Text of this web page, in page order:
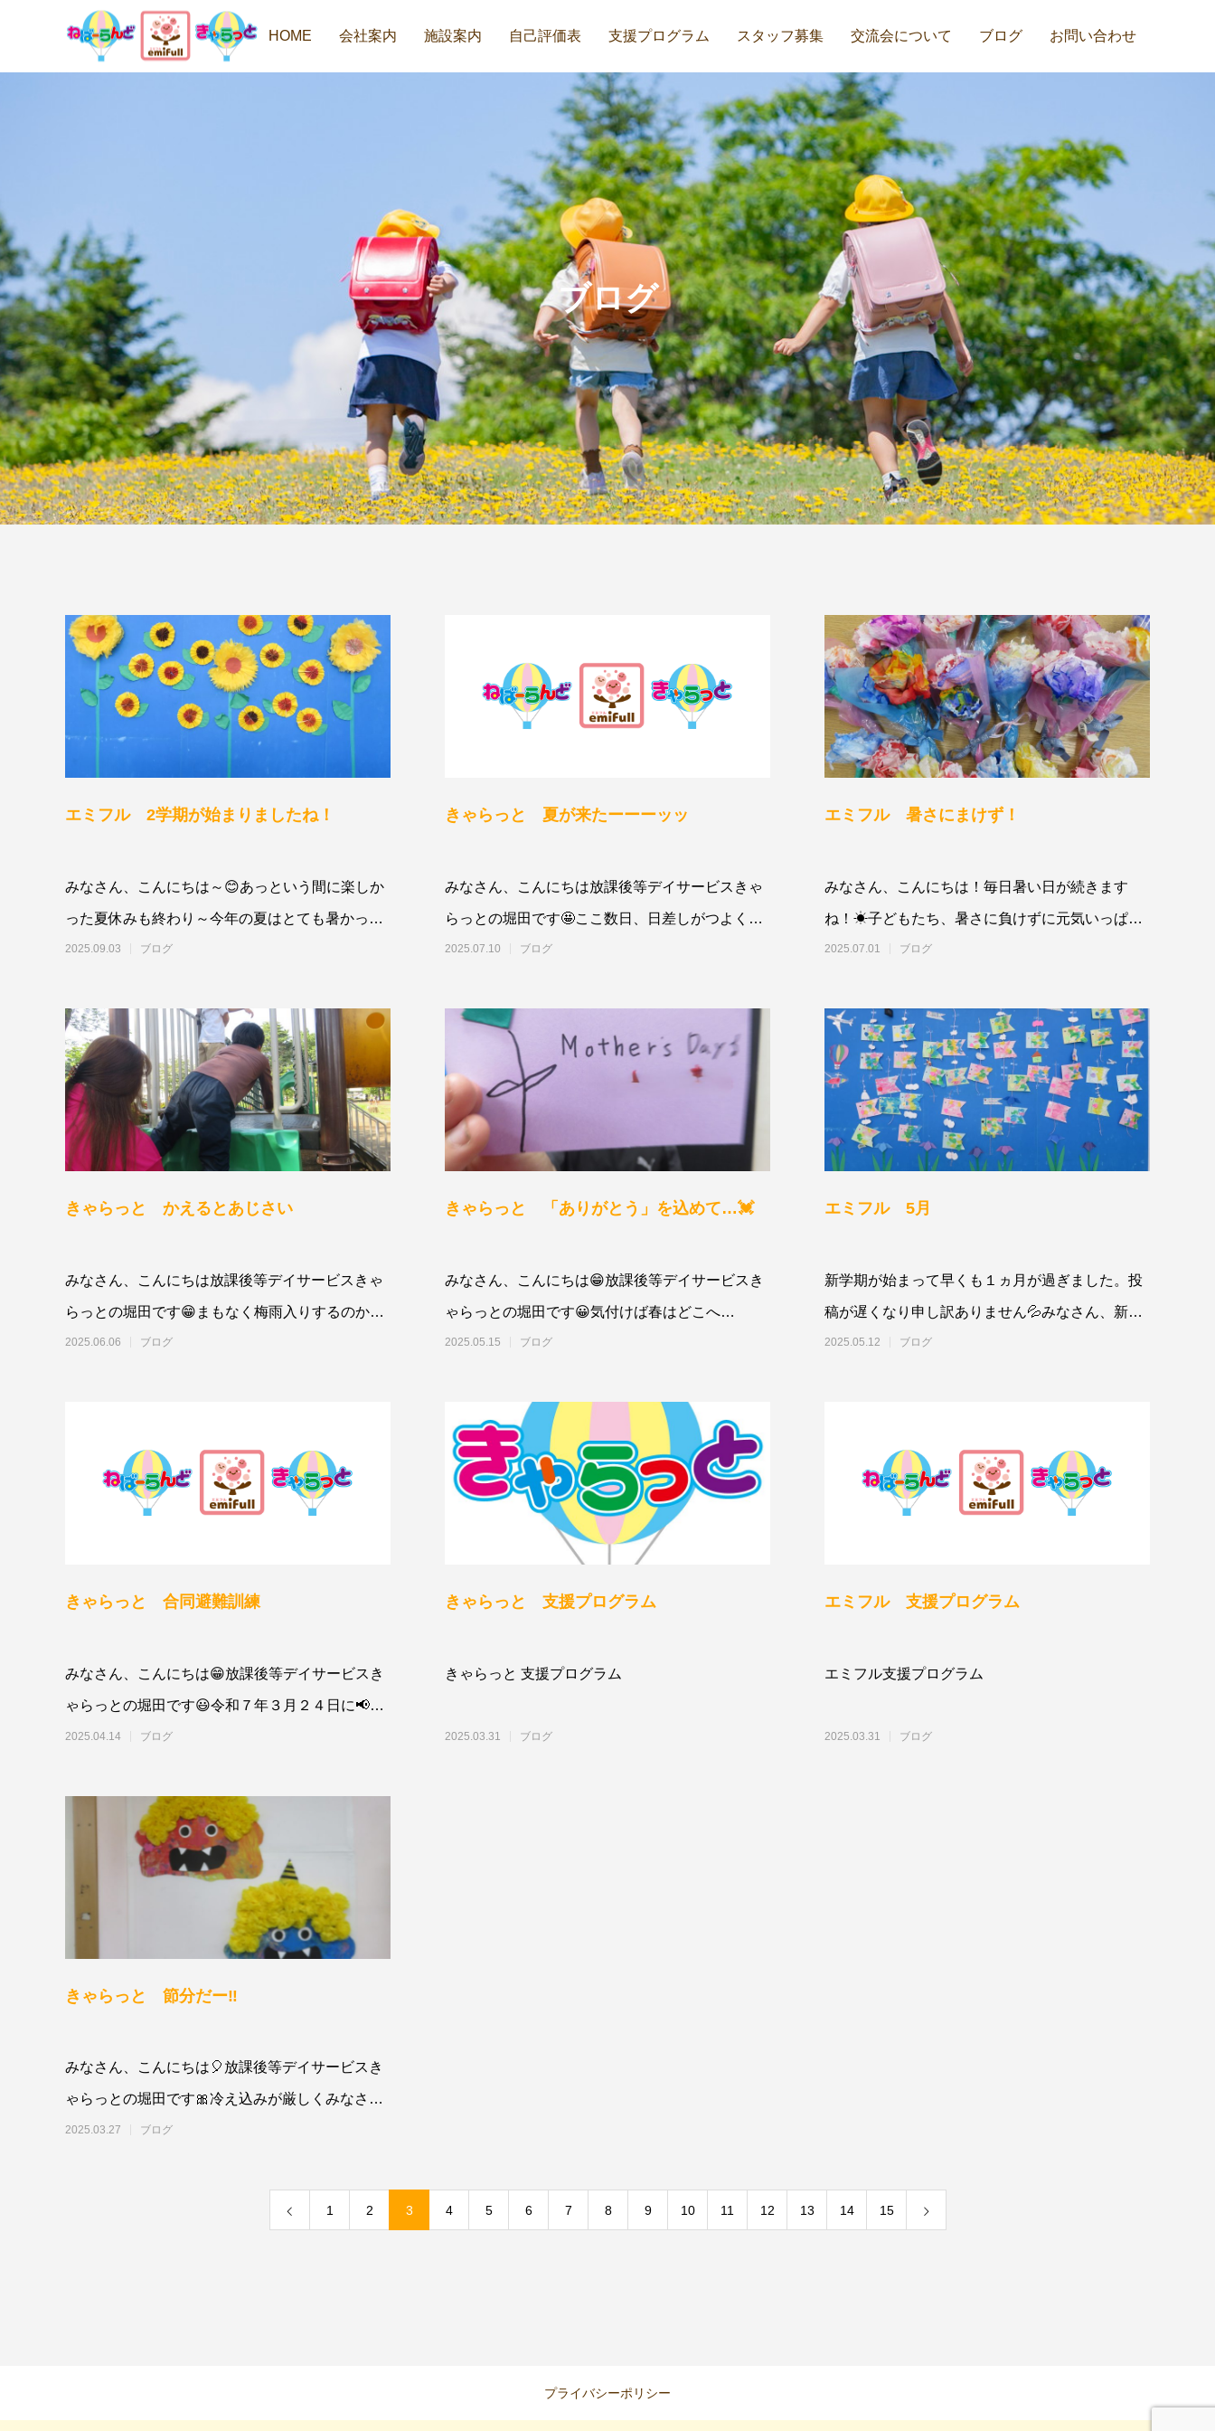
HOME 会社案内 施設案内 自己評価表 支援プログラム スタッフ募集 交流会について ブログ お問い合わせ
ブログ
エミフル 2学期が始まりましたね！
みなさん、こんにちは～😊あっという間に楽しか
った夏休みも終わり～今年の夏はとても暑かった
ですね💦ただ、9月になってもまだまだ猛暑
2025.09.03 ブログ
きゃらっと 夏が来たーーーッッ
みなさん、こんにちは放課後等デイサービスきゃ
らっとの堀田です🤩ここ数日、日差しがつよくて
体力の消耗がすごい😅子どもたちはまもなく
2025.07.10 ブログ
エミフル 暑さにまけず！
みなさん、こんにちは！毎日暑い日が続きます
ね！☀子どもたち、暑さに負けずに元気いっぱい
過ごしています💪&nbsp
2025.07.01 ブログ
きゃらっと かえるとあじさい
みなさん、こんにちは放課後等デイサービスきゃ
らっとの堀田です😁まもなく梅雨入りするのか
な・・？💦蚊も更に活発になりそう・・⚡雷が
2025.06.06 ブログ
きゃらっと 「ありがとう」を込めて…💓
みなさん、こんにちは😁放課後等デイサービスき
ゃらっとの堀田です😀気付けば春はどこへ
～・・・？GW明け徐々に気温も上昇し初
2025.05.15 ブログ
エミフル 5月
新学期が始まって早くも１ヵ月が過ぎました。投
稿が遅くなり申し訳ありません💦みなさん、新し
い環境に少し慣れたころでしょうか。まずは
2025.05.12 ブログ
きゃらっと 合同避難訓練
みなさん、こんにちは😁放課後等デイサービスき
ゃらっとの堀田です😃令和７年３月２４日に📢合
同避難訓練をおこないました！今回
2025.04.14 ブログ
きゃらっと 支援プログラム
きゃらっと 支援プログラム
2025.03.31 ブログ
エミフル 支援プログラム
エミフル支援プログラム
2025.03.31 ブログ
きゃらっと 節分だー‼
みなさん、こんにちは🎈放課後等デイサービスき
ゃらっとの堀田です🎀冷え込みが厳しくみなさん
体調くずされていないですか？きゃらっとの
2025.03.27 ブログ
1 2 3 4 5 6 7 8 9 10 11 12 13 14 15
プライバシーポリシー